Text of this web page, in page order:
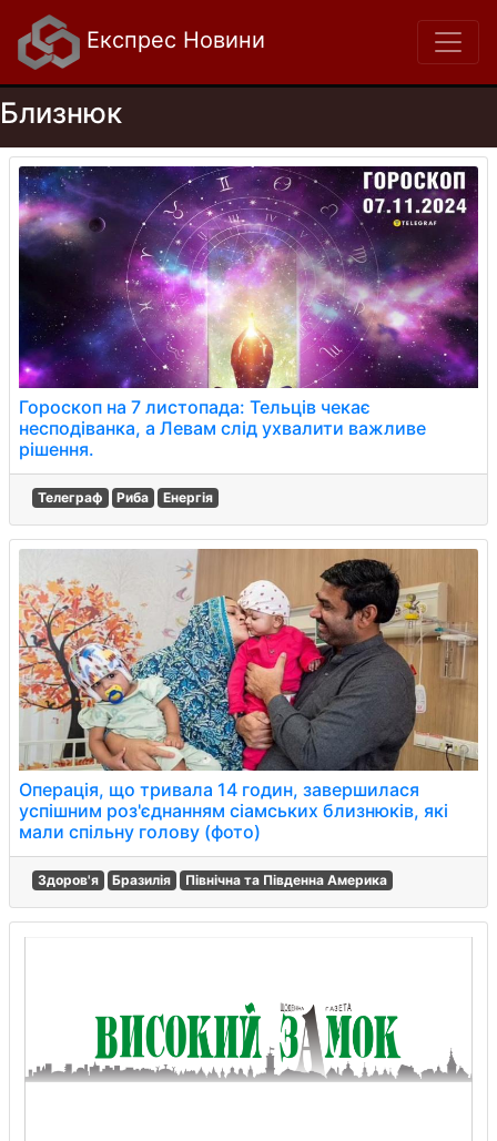
Експрес Новини
Близнюк
Гороскоп на 7 листопада: Тельців чекає
несподіванка, а Левам слід ухвалити важливе
рішення.
Телеграф Риба Енергія
Операція, що тривала 14 годин, завершилася
успішним роз'єднанням сіамських близнюків, які
мали спільну голову (фото)
Здоров'я Бразилія Північна та Південна Америка